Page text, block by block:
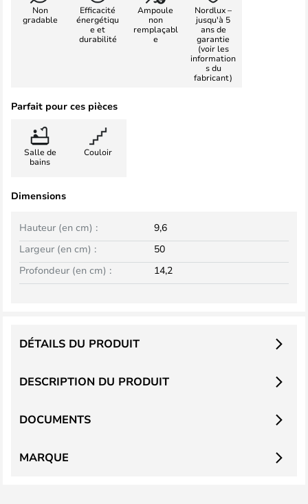
Non
gradable
Efficacité
énergétiqu
e et
durabilité
Ampoule
non
remplaçabl
e
Nordlux –
jusqu'à 5
ans de
garantie
(voir les
information
s du
fabricant)
Parfait pour ces pièces
Salle de
bains
Couloir
Dimensions
Largeur (en cm) : 50
Hauteur (en cm) : 9,6
Profondeur (en cm) : 14,2
DESCRIPTION DU PRODUIT
DÉTAILS DU PRODUIT
DOCUMENTS
MARQUE